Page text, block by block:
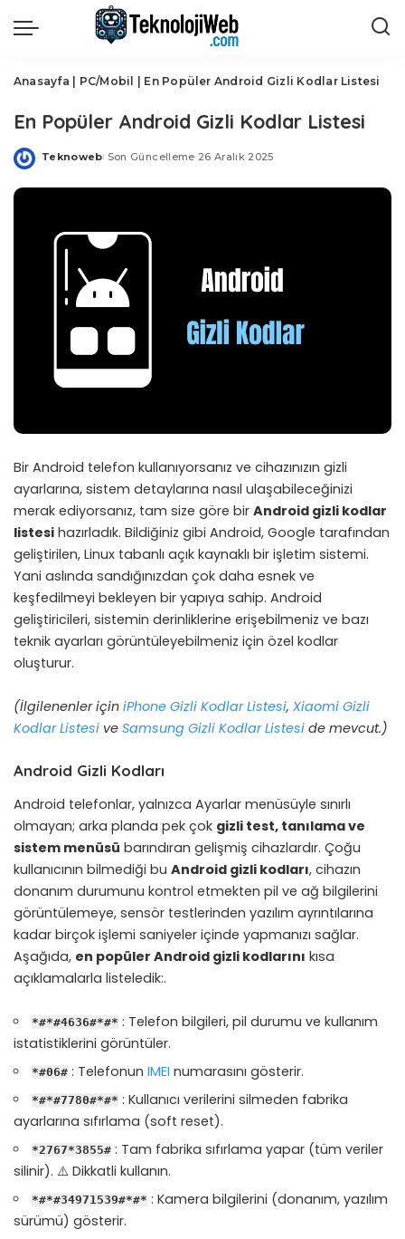
Anasayfa PC/Mobil En Popüler Android Gizli Kodlar Listesi
En Popüler Android Gizli Kodlar Listesi
Posted
Teknoweb Son Güncelleme 26 Aralık 2025
Bir Android telefon kullanıyorsanız ve cihazınızın gizli
ayarlarına, sistem detaylarına nasıl ulaşabileceğinizi
merak ediyorsanız, tam size göre bir Android gizli kodlar
listesi hazırladık. Bildiğiniz gibi Android, Google tarafından
geliştirilen, Linux tabanlı açık kaynaklı bir işletim sistemi.
Yani aslında sandığınızdan çok daha esnek ve
keşfedilmeyi bekleyen bir yapıya sahip. Android
geliştiricileri, sistemin derinliklerine erişebilmeniz ve bazı
teknik ayarları görüntüleyebilmeniz için özel kodlar
oluşturur.
(İlgilenenler için iPhone Gizli Kodlar Listesi, Xiaomi Gizli
Kodlar Listesi ve Samsung Gizli Kodlar Listesi de mevcut.)
Android Gizli Kodları
Android telefonlar, yalnızca Ayarlar menüsüyle sınırlı
olmayan; arka planda pek çok gizli test, tanılama ve
sistem menüsü barındıran gelişmiş cihazlardır. Çoğu
kullanıcının bilmediği bu Android gizli kodları, cihazın
donanım durumunu kontrol etmekten pil ve ağ bilgilerini
görüntülemeye, sensör testlerinden yazılım ayrıntılarına
kadar birçok işlemi saniyeler içinde yapmanızı sağlar.
Aşağıda, en popüler Android gizli kodlarını kısa
açıklamalarla listeledik:.
*#*#4636#*#* : Telefon bilgileri, pil durumu ve kullanım
istatistiklerini görüntüler.
*#06# : TelefonunIMEI numarasını gösterir.
*#*#7780#*#* : Kullanıcı verilerini silmeden fabrika
ayarlarına sıfırlama (soft reset).
*2767*3855# : Tam fabrika sıfırlama yapar (tüm veriler
silinir). ⚠️ Dikkatli kullanın.
*#*#34971539#*#* : Kamera bilgilerini (donanım, yazılım
sürümü) gösterir.